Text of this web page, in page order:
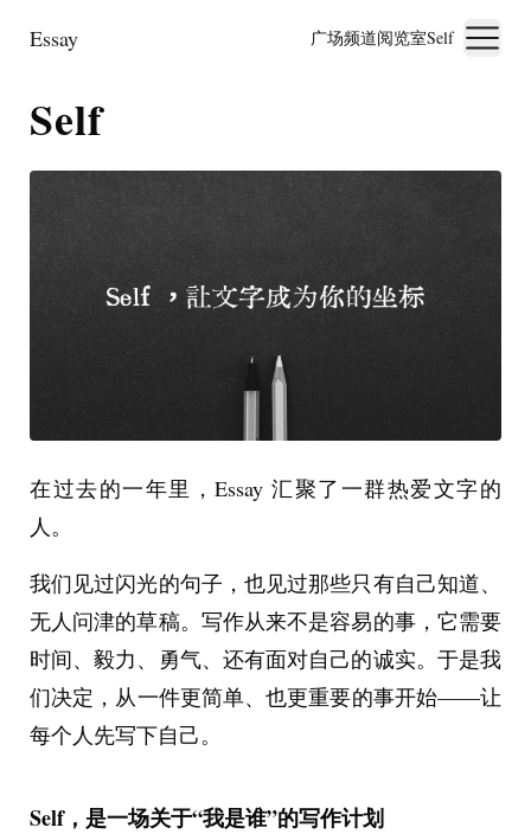
Essay 广场频道阅览室Self
Self
在过去的一年里，Essay 汇聚了一群热爱文字的
人。
我们见过闪光的句子，也见过那些只有自己知道、
无人问津的草稿。写作从来不是容易的事，它需要
时间、毅力、勇气、还有面对自己的诚实。于是我
们决定，从一件更简单、也更重要的事开始——让
每个人先写下自己。
Self，是一场关于“我是谁”的写作计划